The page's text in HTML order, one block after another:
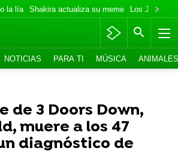
la lía Shakira actualiza su meme Los Jonas
NOTICIAS PARA TI MÚSICA ANIMALES
de 3 Doors Down,
muere a los 47
diagnóstico de